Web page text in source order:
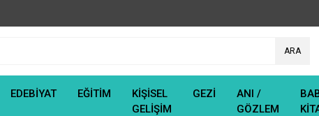
ARA
EDEBİYAT EĞİTİM
KİŞİSEL
GELİŞİM
GEZİ
ANI /
GÖZLEM